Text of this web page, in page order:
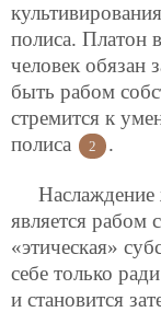
полиса. Платон
человек обязан
быть рабом
стремится к
полиса
2 .
Наслаждение
является рабом
«этическая»
себе только
и становится